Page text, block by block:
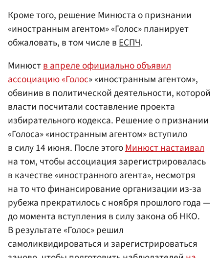
Кроме того, решение Минюста о признании
«иностранным агентом» «Голос» планирует
обжаловать, в том числе вЕСПЧ.
Минюств апреле официально объявил
ассоциацию «Голос» «иностранным агентом»,
обвинив в политической деятельности, которой
власти посчитали составление проекта
избирательного кодекса. Решение о признании
«Голоса» «иностранным агентом» вступило
в силу 14 июня. После этогоМинюст настаивал
на том, чтобы ассоциация зарегистрировалась
в качестве «иностранного агента», несмотря
на то что финансирование организации из-за
рубежа прекратилось с ноября прошлого года —
до момента вступления в силу закона об НКО.
В результате «Голос» решил
самоликвидироваться и зарегистрироваться